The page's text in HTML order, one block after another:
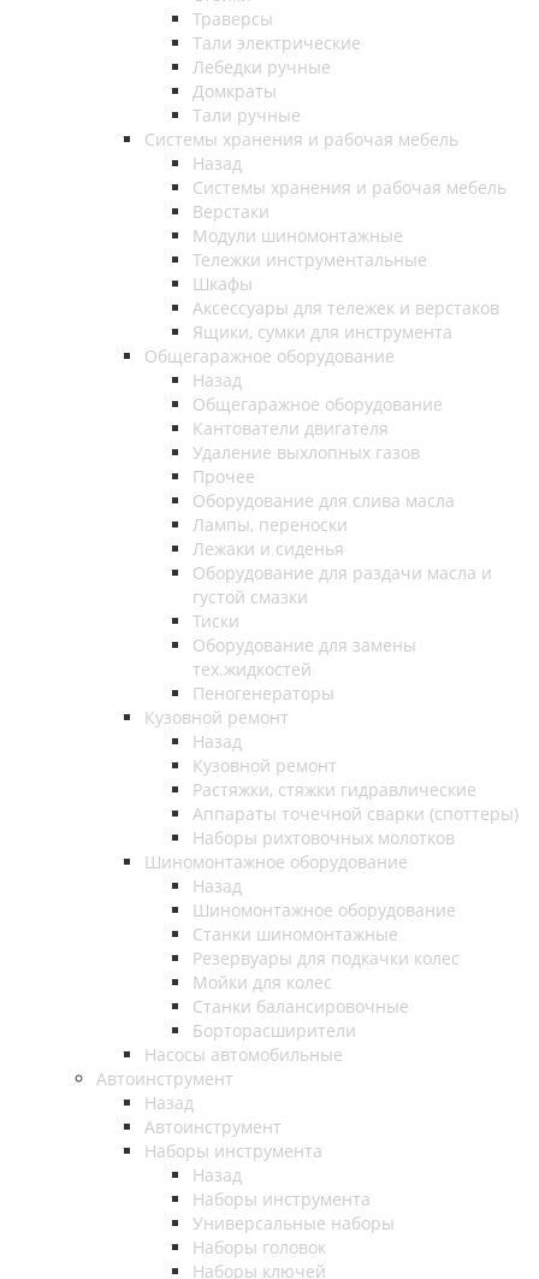
Траверсы
Тали электрические
Лебедки ручные
Домкраты
Тали ручные
Системы хранения и рабочая мебель
Назад
Системы хранения и рабочая мебель
Верстаки
Модули шиномонтажные
Тележки инструментальные
Шкафы
Аксессуары для тележек и верстаков
Ящики, сумки для инструмента
Общегаражное оборудование
Назад
Общегаражное оборудование
Кантователи двигателя
Удаление выхлопных газов
Прочее
Оборудование для слива масла
Лампы, переноски
Лежаки и сиденья
Оборудование для раздачи масла и
густой смазки
Тиски
Оборудование для замены
тех.жидкостей
Пеногенераторы
Кузовной ремонт
Назад
Кузовной ремонт
Растяжки, стяжки гидравлические
Аппараты точечной сварки (споттеры)
Наборы рихтовочных молотков
Шиномонтажное оборудование
Назад
Шиномонтажное оборудование
Станки шиномонтажные
Резервуары для подкачки колес
Мойки для колес
Станки балансировочные
Борторасширители
Насосы автомобильные
Автоинструмент
Назад
Автоинструмент
Наборы инструмента
Назад
Наборы инструмента
Универсальные наборы
Наборы головок
Наборы ключей